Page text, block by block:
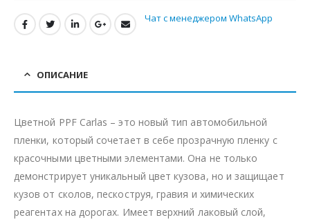
Чат с менеджером WhatsApp
ОПИСАНИЕ
Цветной PPF Carlas – это новый тип автомобильной
пленки, который сочетает в себе прозрачную пленку с
красочными цветными элементами. Она не только
демонстрирует уникальный цвет кузова, но и защищает
кузов от сколов, пескоструя, гравия и химических
реагентах на дорогах. Имеет верхний лаковый слой,